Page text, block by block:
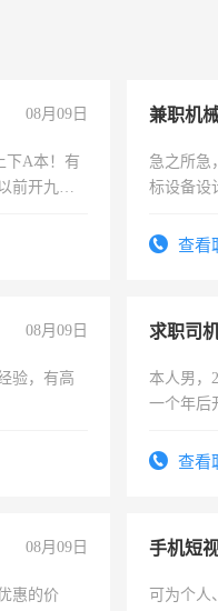
08月09日
下A本！有
前开九米
急之所急
标设备设
结识有识
查看
08月09日
验，有高
求职司
本人男，
一个年后
查看
08月09日
惠的价
可为个人